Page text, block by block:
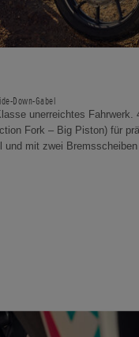
Down-Gabel
unerreichtes Fahrwerk.
Fork – Big Piston) für
und mit zwei